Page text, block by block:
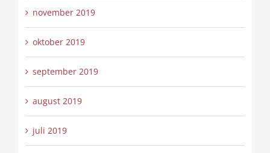
november 2019
oktober 2019
september 2019
august 2019
juli 2019